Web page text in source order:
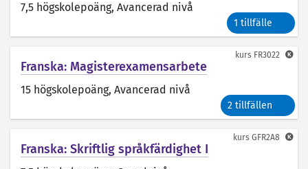
7,5 högskolepoäng, Avancerad nivå
1 tillfälle
Franska: Magisterexamensarbete
15 högskolepoäng, Avancerad nivå
2 tillfällen
kurs FR3022
Franska: Skriftlig språkfärdighet I
kurs GFR2A8